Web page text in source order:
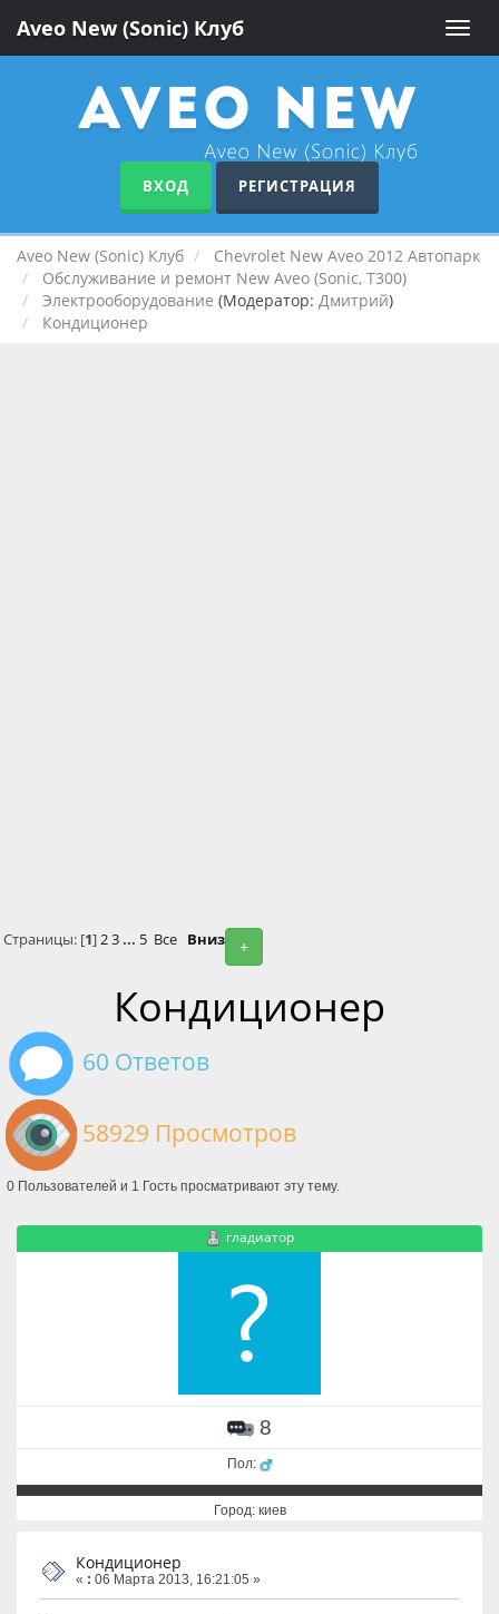
Toggle
Aveo New (Sonic) Клуб
ВХОД РЕГИСТРАЦИЯ
Aveo New (Sonic) Клуб
Chevrolet New Aveo 2012 Автопарк
Обслуживание и ремонт New Aveo (Sonic, T300)
Электрооборудование (Модератор: Дмитрий)
Кондиционер
+
Страницы: [1]2 3 ... 5 Все Вниз
Кондиционер
60 Ответов
58929 Просмотров
0 Пользователей и 1 Гость просматривают эту тему.
гладиатор
8
Пол:
Город: киев
Кондиционер
« : 06 Марта 2013, 16:21:05 »